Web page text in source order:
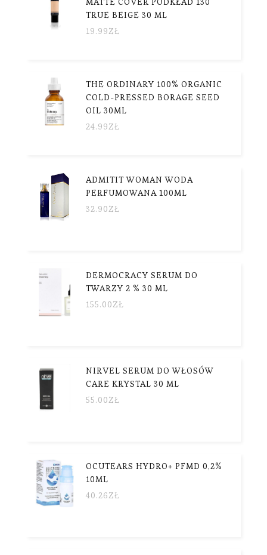
TRUE BEIGE 30 ML
19.99ZŁ
THE ORDINARY 100% ORGANIC
COLD-PRESSED BORAGE SEED
OIL 30ML
24.99ZŁ
ADMITIT WOMAN WODA
PERFUMOWANA 100ML
32.90ZŁ
DERMOCRACY SERUM DO
TWARZY 2 % 30 ML
155.00ZŁ
NIRVEL SERUM DO WŁOSÓW
CARE KRYSTAL 30 ML
55.00ZŁ
OCUTEARS HYDRO+ PFMD 0,2%
10ML
40.26ZŁ